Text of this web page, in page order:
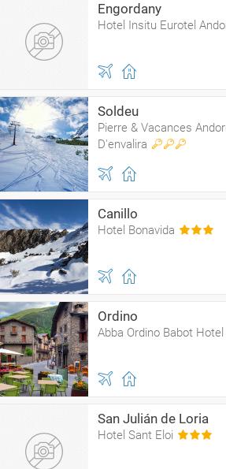
Engordany
Hotel Insitu Eurotel
Soldeu
Pierre & Vacances
D'envalira
Canillo
Hotel Bonavida
Ordino
Abba Ordino Babot Hotel
San Julián de Loria
Hotel Sant Eloi